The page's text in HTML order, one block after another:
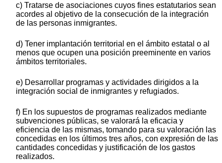
c) Tratarse de asociaciones cuyos fines estatutarios sean
acordes al objetivo de la consecución de la integración
de las personas inmigrantes.
d) Tener implantación territorial en el ámbito estatal o al
menos que ocupen una posición preeminente en varios
ámbitos territoriales.
e) Desarrollar programas y actividades dirigidos a la
integración social de inmigrantes y refugiados.
f) En los supuestos de programas realizados mediante
subvenciones públicas, se valorará la eficacia y
eficiencia de las mismas, tomando para su valoración las
concedidas en los últimos tres años, con expresión de las
cantidades concedidas y justificación de los gastos
realizados.